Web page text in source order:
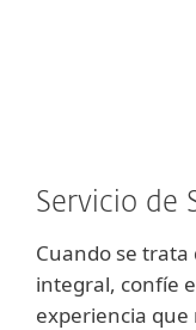
Servicio de
Cuando se
integral, confíe
experiencia